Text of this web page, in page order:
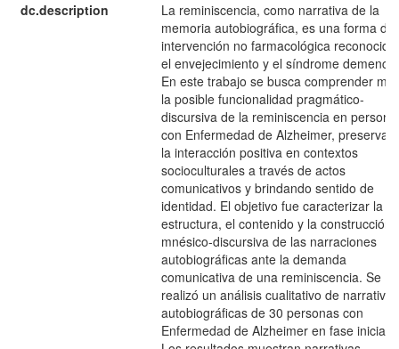
dc.description
La reminiscencia, como narrativa de la
memoria autobiográfica, es una forma de
intervención no farmacológica
el envejecimiento y el síndrome
En este trabajo se busca comprender
la posible funcionalidad pragmático-
discursiva de la reminiscencia en
con Enfermedad de Alzheimer,
la interacción positiva en contextos
socioculturales a través de actos
comunicativos y brindando sentido de
identidad. El objetivo fue caracterizar la
estructura, el contenido y la construcción
mnésico-discursiva de las narraciones
autobiográficas ante la demanda
comunicativa de una reminiscencia. Se
realizó un análisis cualitativo de narrativas
autobiográficas de 30 personas con
Enfermedad de Alzheimer en fase inicial.